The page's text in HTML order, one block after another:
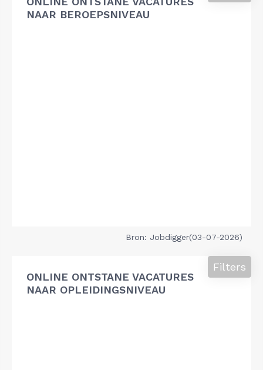
NAAR BEROEPSNIVEAU
Bron: Jobdigger(03-07-2026)
ONLINE ONTSTANE VACATURES
NAAR OPLEIDINGSNIVEAU
Filters